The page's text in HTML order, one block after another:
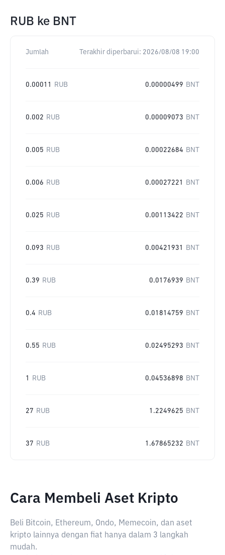
RUB ke BNT
Jumlah Terakhir diperbarui: 2026/08/08 19:00
0.00011 RUB 0.00000499 BNT
0.002 RUB 0.00009073 BNT
0.005 RUB 0.00022684 BNT
0.006 RUB 0.00027221 BNT
0.025 RUB 0.00113422 BNT
0.093 RUB 0.00421931 BNT
0.39 RUB 0.0176939 BNT
0.4 RUB 0.01814759 BNT
0.55 RUB 0.02495293 BNT
1 RUB 0.04536898 BNT
27 RUB 1.2249625 BNT
37 RUB 1.67865232 BNT
Cara Membeli Aset Kripto
Beli Bitcoin, Ethereum, Ondo, Memecoin, dan aset
kripto lainnya dengan fiat hanya dalam 3 langkah
mudah.